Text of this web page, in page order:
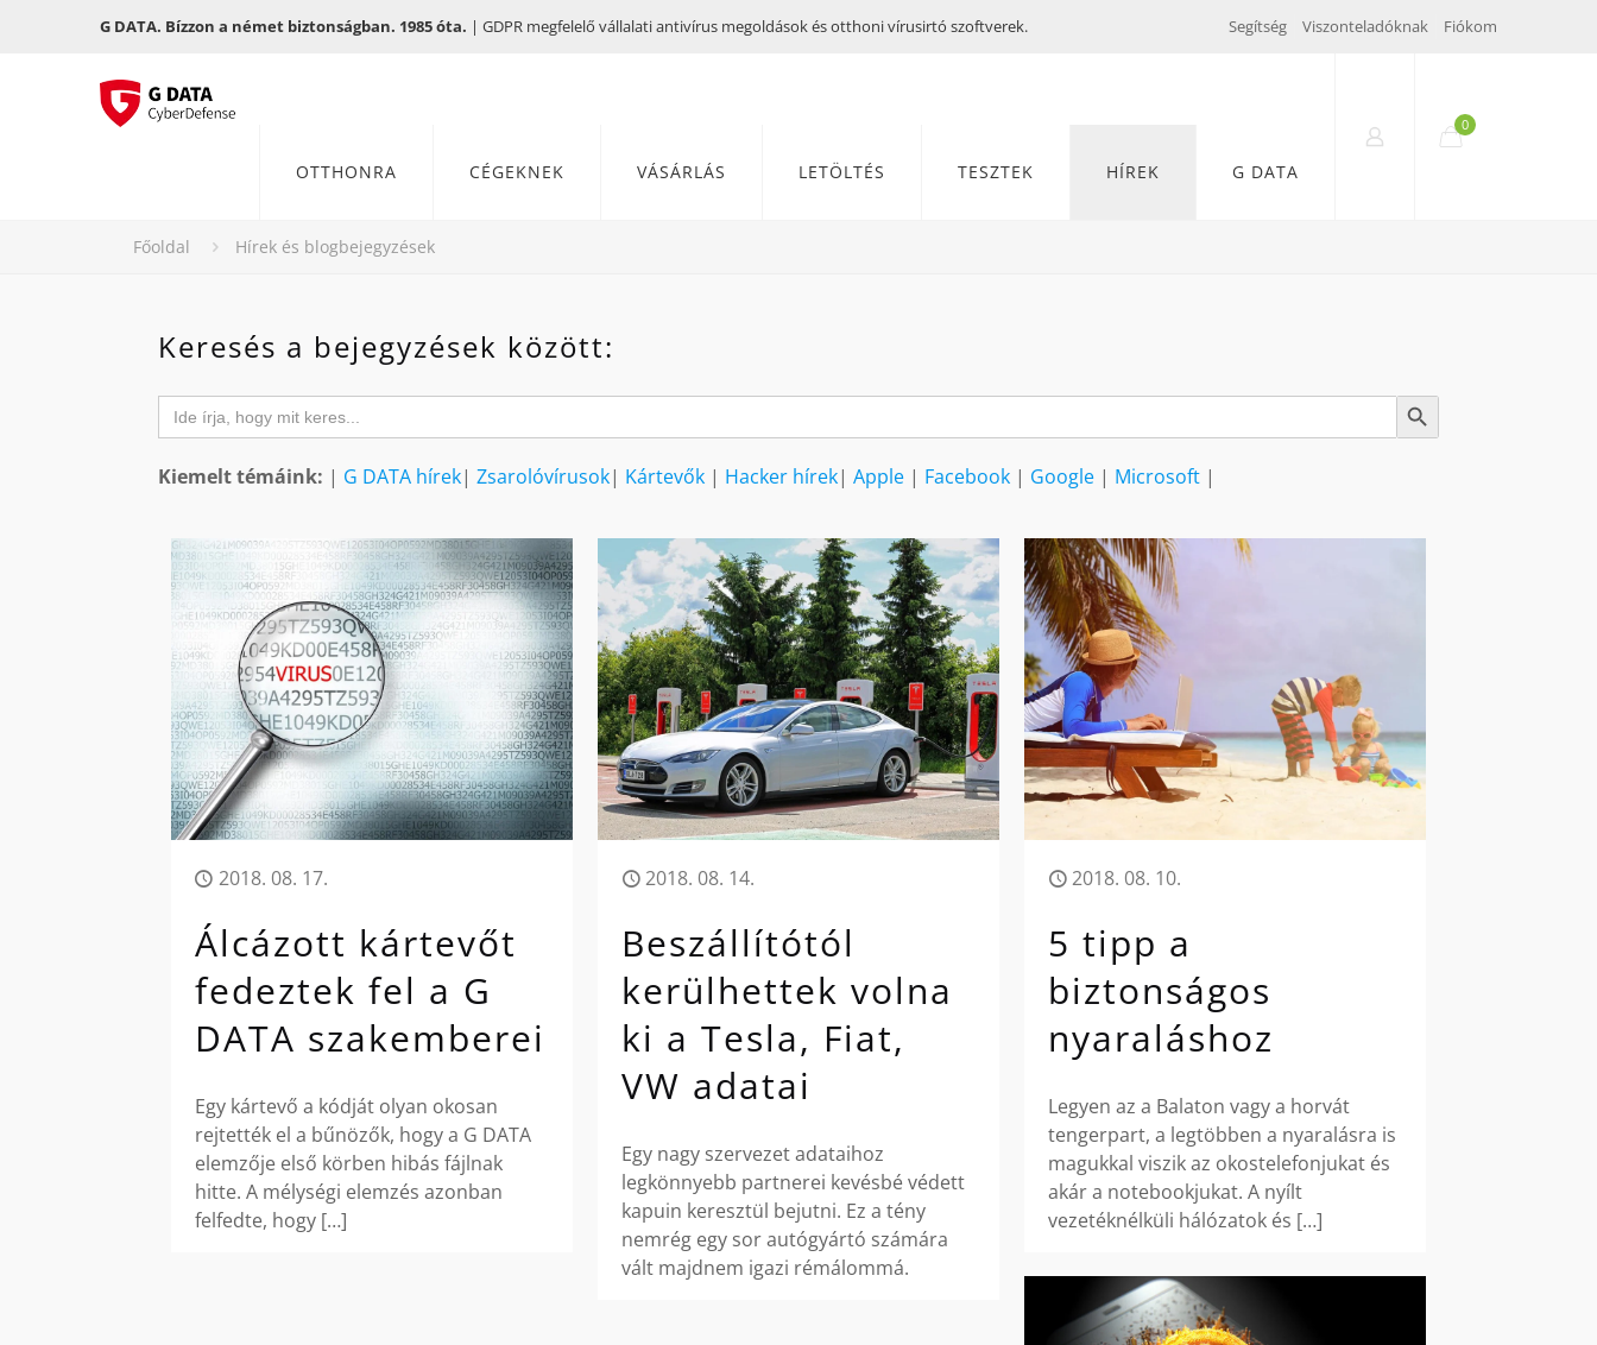
G DATA. Bízzon a német biztonságban. 1985 óta. | GDPR megfelelő vállalati antivírus megoldások és otthoni vírusirtó szoftverek. Segítség Viszonteladóknak Fiókom
OTTHONRA CÉGEKNEK VÁSÁRLÁS LETÖLTÉS TESZTEK HÍREK G DATA
0
Főoldal Hírek és blogbejegyzések
Keresés a bejegyzések között:
Search
for: Search Button
Kiemelt témáink: | G DATA hírek| Zsarolóvírusok| Kártevők | Hacker hírek| Apple | Facebook | Google | Microsoft |
2018. 08. 17.
Álcázott kártevőt
fedeztek fel a G
DATA szakemberei
Egy kártevő a kódját olyan okosan
rejtették el a bűnözők, hogy a G DATA
elemzője első körben hibás fájlnak
hitte. A mélységi elemzés azonban
felfedte, hogy[…]
2018. 08. 14.
Beszállítótól
kerülhettek volna
ki a Tesla, Fiat,
VW adatai
Egy nagy szervezet adataihoz
legkönnyebb partnerei kevésbé védett
kapuin keresztül bejutni. Ez a tény
nemrég egy sor autógyártó számára
vált majdnem igazi rémálommá.
2018. 08. 10.
5 tipp a
biztonságos
nyaraláshoz
Legyen az a Balaton vagy a horvát
tengerpart, a legtöbben a nyaralásra is
magukkal viszik az okostelefonjukat és
akár a notebookjukat. A nyílt
vezetéknélküli hálózatok és […]